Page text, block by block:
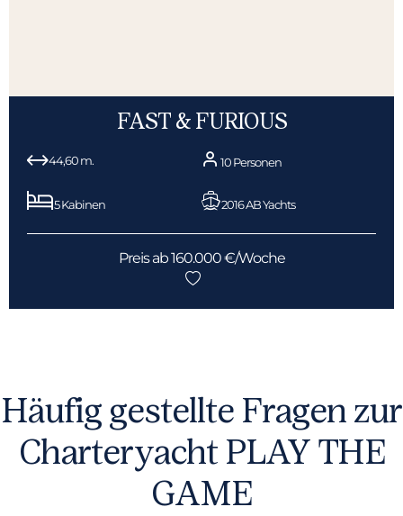
FAST & FURIOUS
44,60 m. 10 Personen
5 Kabinen 2016 AB Yachts
Preis ab 160.000 €/Woche
Häufig gestellte Fragen zur
Charteryacht PLAY THE
GAME